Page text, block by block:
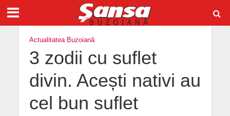
Actualitatea Buzoiană
3 zodii cu suflet
divin. Acești nativi au
cel bun suflet